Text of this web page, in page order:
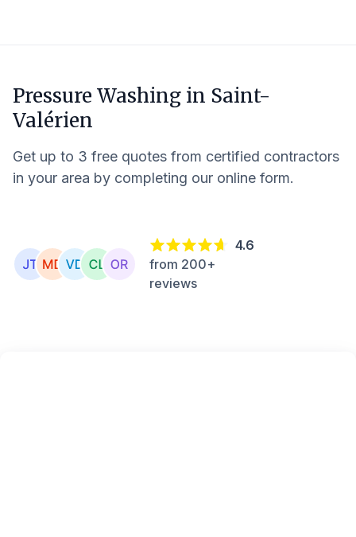
Pressure Washing in Saint-
Valérien
Get up to 3 free quotes from certified contractors
in your area by completing our online form.
4.6
from 200+
reviews